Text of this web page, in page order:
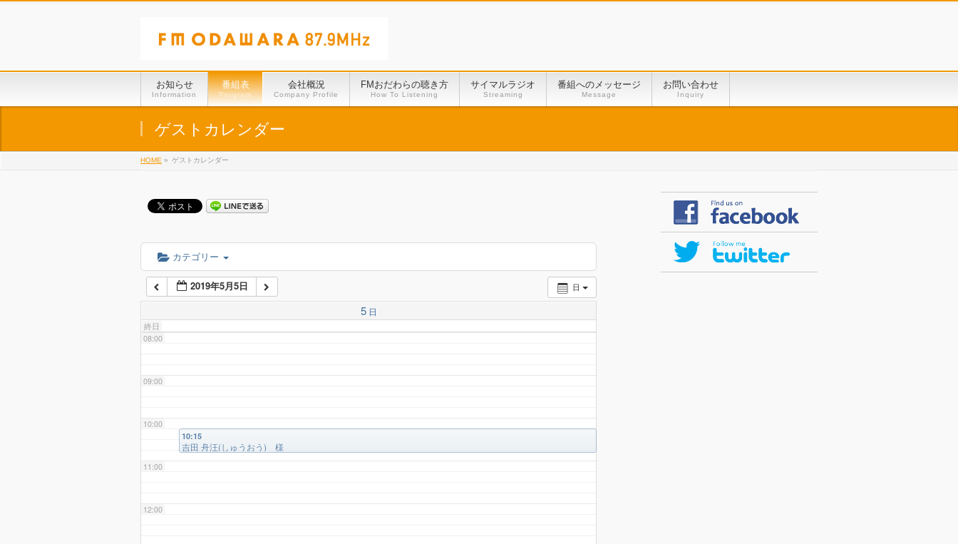
お知らせ
Information
番組表
Program
会社概況
Company Profile
FMおだわらの聴き方
How To Listening
サイマルラジオ
Streaming
番組へのメッセージ
Message
お問い合わせ
Inquiry
ゲストカレンダー
HOME » ゲストカレンダー
カテゴリー
日
2019年5月5日
5 日
終日
01:00
02:00
03:00
04:00
05:00
06:00
07:00
08:00
09:00
10:00
11:00
12:00
07:00
10:15
吉田 舟汪(しゅうおう) 様